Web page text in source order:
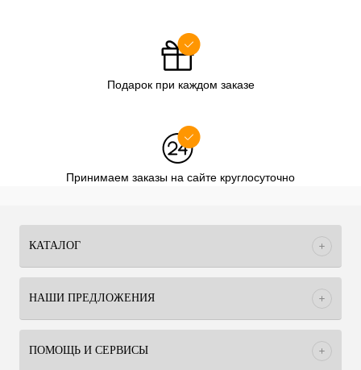
Подарок при каждом заказе
Принимаем заказы на сайте круглосуточно
КАТАЛОГ
НАШИ ПРЕДЛОЖЕНИЯ
ПОМОЩЬ И СЕРВИСЫ